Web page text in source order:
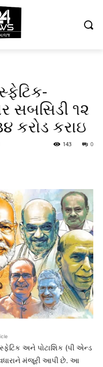
સબસિડી ૧૨
કરોડ કરાઇ
0
143
અને પોટાશિક (પી એન્ડ
વધારાને મંજૂરી આપી છે. આ